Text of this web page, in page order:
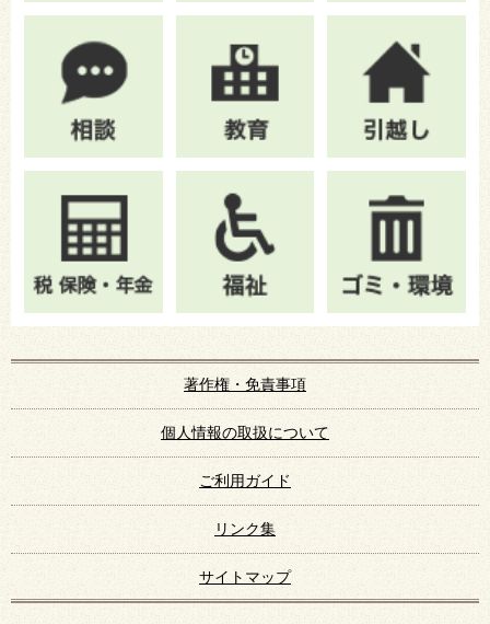
著作権・免責事項
個人情報の取扱について
ご利用ガイド
リンク集
サイトマップ